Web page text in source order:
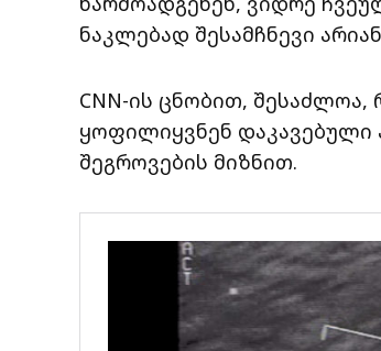
ნაკლებად შესამჩნევი
CNN-ის ცნობით,
ყოფილიყვნენ დაკავებული
შეგროვების მიზნით.